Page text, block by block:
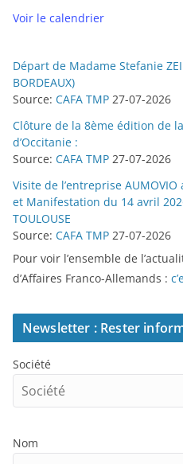
v
t
Voir le calendrier
Départ de Madame Stefanie
BORDEAUX)
Source: CAFA TMP 27-07-2026
Clôture de la 8ème édition de
d’Occitanie :
Source: CAFA TMP 27-07-2026
Visite de l’entreprise
et Manifestation du 14 avril
TOULOUSE
Source: CAFA TMP 27-07-2026
Pour voir l’ensemble de
d’Affaires Franco-Allemands :
Newsletter : Rester
Société
Nom